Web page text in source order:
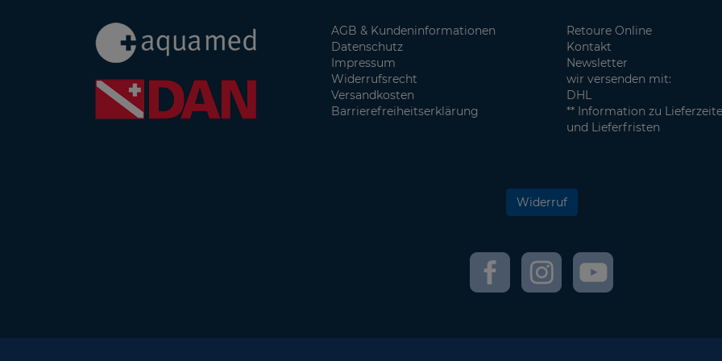
AGB & Kundeninformationen
Datenschutz
Impressum
Widerrufsrecht
Versandkosten
Barrierefreiheitserklärung
Retoure Online
Kontakt
Newsletter
wir versenden mit:
DHL
** Information zu
und Lieferfristen
Widerruf